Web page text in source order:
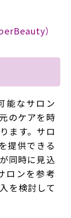
）
能なサロン
のケアを時
ます。サロ
提供できる
同時に見込
ロンを参考
を検討して